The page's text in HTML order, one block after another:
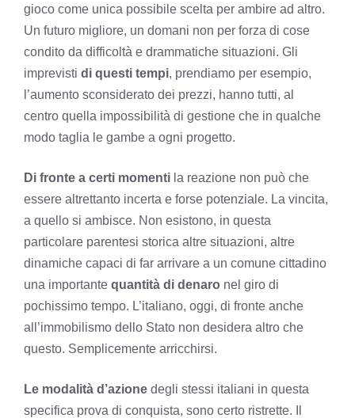
gioco come unica possibile scelta per ambire ad altro.
Un futuro migliore, un domani non per forza di cose
condito da difficoltà e drammatiche situazioni. Gli
imprevisti di questi tempi, prendiamo per esempio,
l’aumento sconsiderato dei prezzi, hanno tutti, al
centro quella impossibilità di gestione che in qualche
modo taglia le gambe a ogni progetto.
Di fronte a certi momenti la reazione non può che
essere altrettanto incerta e forse potenziale. La vincita,
a quello si ambisce. Non esistono, in questa
particolare parentesi storica altre situazioni, altre
dinamiche capaci di far arrivare a un comune cittadino
una importante quantità di denaro nel giro di
pochissimo tempo. L’italiano, oggi, di fronte anche
all’immobilismo dello Stato non desidera altro che
questo. Semplicemente arricchirsi.
Le modalità d’azione degli stessi italiani in questa
specifica prova di conquista, sono certo ristrette. Il